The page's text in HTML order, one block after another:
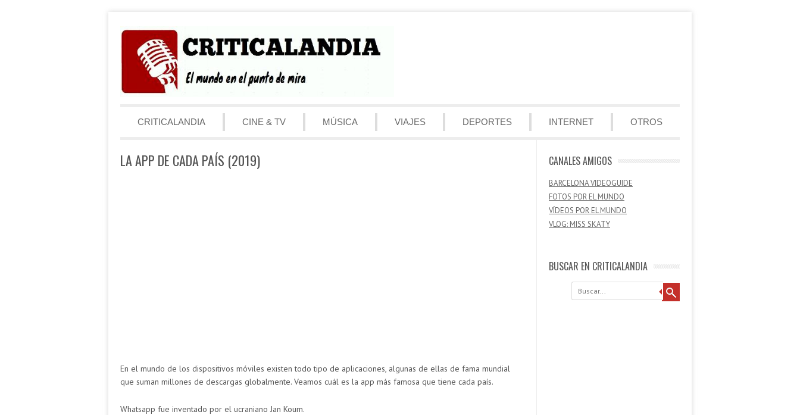
Menú
CRITICALANDIA
CINE & TV MÚSICA VIAJES DEPORTES INTERNET OTROS
LA APP DE CADA PAÍS (2019)
En el mundo de los dispositivos móviles existen todo tipo de aplicaciones, algunas de ellas de fama mundial
que suman millones de descargas globalmente. Veamos cuál es la app más famosa que tiene cada país.
Whatsapp fue inventado por el ucraniano Jan Koum.
CANALES AMIGOS
BARCELONA VIDEOGUIDE
FOTOS POR EL MUNDO
VÍDEOS POR EL MUNDO
VLOG: MISS SKATY
BUSCAR EN CRITICALANDIA
Buscar